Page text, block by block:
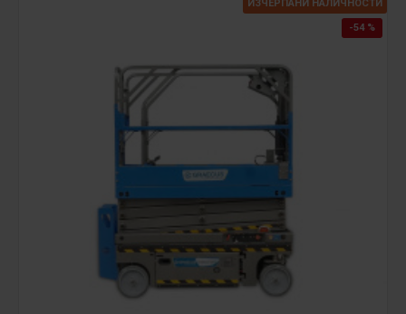
-54 %
ИЗЧЕРПАНИ НАЛИЧНОСТИ